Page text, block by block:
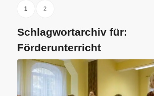
1 2
Schlagwortarchiv für:
Förderunterricht